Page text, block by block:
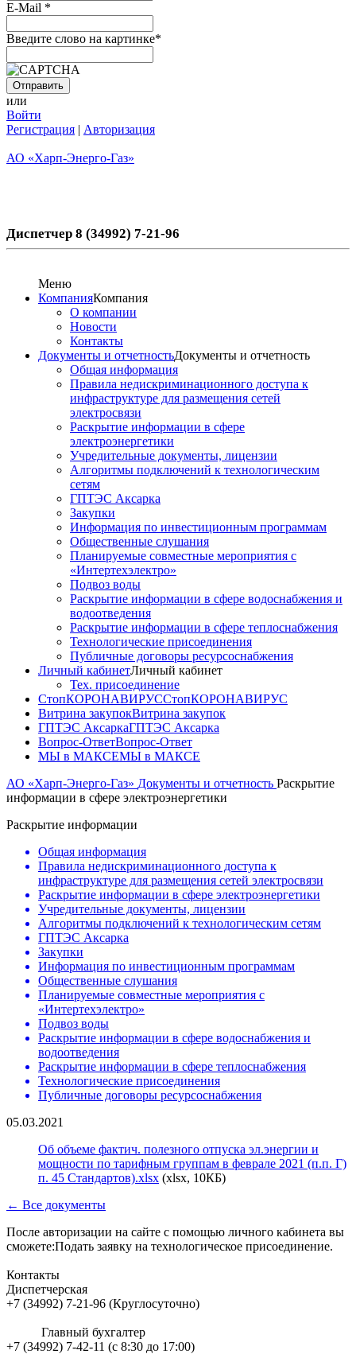
E-Mail *
Введите слово на картинке*
или
Войти
Регистрация | Авторизация
АО «Харп-Энерго-Газ»
Диспетчер 8 (34992) 7-21-96
Меню
КомпанияКомпания
О компании
Новости
Контакты
Документы и отчетностьДокументы и отчетность
Общая информация
Правила недискриминационного доступа к
инфраструктуре для размещения сетей
электросвязи
Раскрытие информации в сфере
электроэнергетики
Учредительные документы, лицензии
Алгоритмы подключений к технологическим
сетям
ГПТЭС Аксарка
Закупки
Информация по инвестиционным программам
Общественные слушания
Планируемые совместные мероприятия с
«Интертехэлектро»
Подвоз воды
Раскрытие информации в сфере водоснабжения и
водоотведения
Раскрытие информации в сфере теплоснабжения
Технологические присоединения
Публичные договоры ресурсоснабжения
Личный кабинетЛичный кабинет
Тех. присоединение
СтопКОРОНАВИРУССтопКОРОНАВИРУС
Витрина закупокВитрина закупок
ГПТЭС АксаркаГПТЭС Аксарка
Вопрос-ОтветВопрос-Ответ
МЫ в МАКСЕМЫ в МАКСЕ
АО «Харп-Энерго-Газ» Документы и отчетность Раскрытие
информации в сфере электроэнергетики
Раскрытие информации
Общая информация
Правила недискриминационного доступа к
инфраструктуре для размещения сетей электросвязи
Раскрытие информации в сфере электроэнергетики
Учредительные документы, лицензии
Алгоритмы подключений к технологическим сетям
ГПТЭС Аксарка
Закупки
Информация по инвестиционным программам
Общественные слушания
Планируемые совместные мероприятия с
«Интертехэлектро»
Подвоз воды
Раскрытие информации в сфере водоснабжения и
водоотведения
Раскрытие информации в сфере теплоснабжения
Технологические присоединения
Публичные договоры ресурсоснабжения
05.03.2021
Об объеме фактич. полезного отпуска эл.энергии и
мощности по тарифным группам в феврале 2021 (п.п. Г)
п. 45 Стандартов).xlsx (xlsx, 10КБ)
← Все документы
После авторизации на сайте с помощью личного кабинета вы
сможете:Подать заявку на технологическое присоединение.
Контакты
Диспетчерская
+7 (34992) 7-21-96 (Круглосуточно)
Главный бухгалтер
+7 (34992) 7-42-11 (с 8:30 до 17:00)